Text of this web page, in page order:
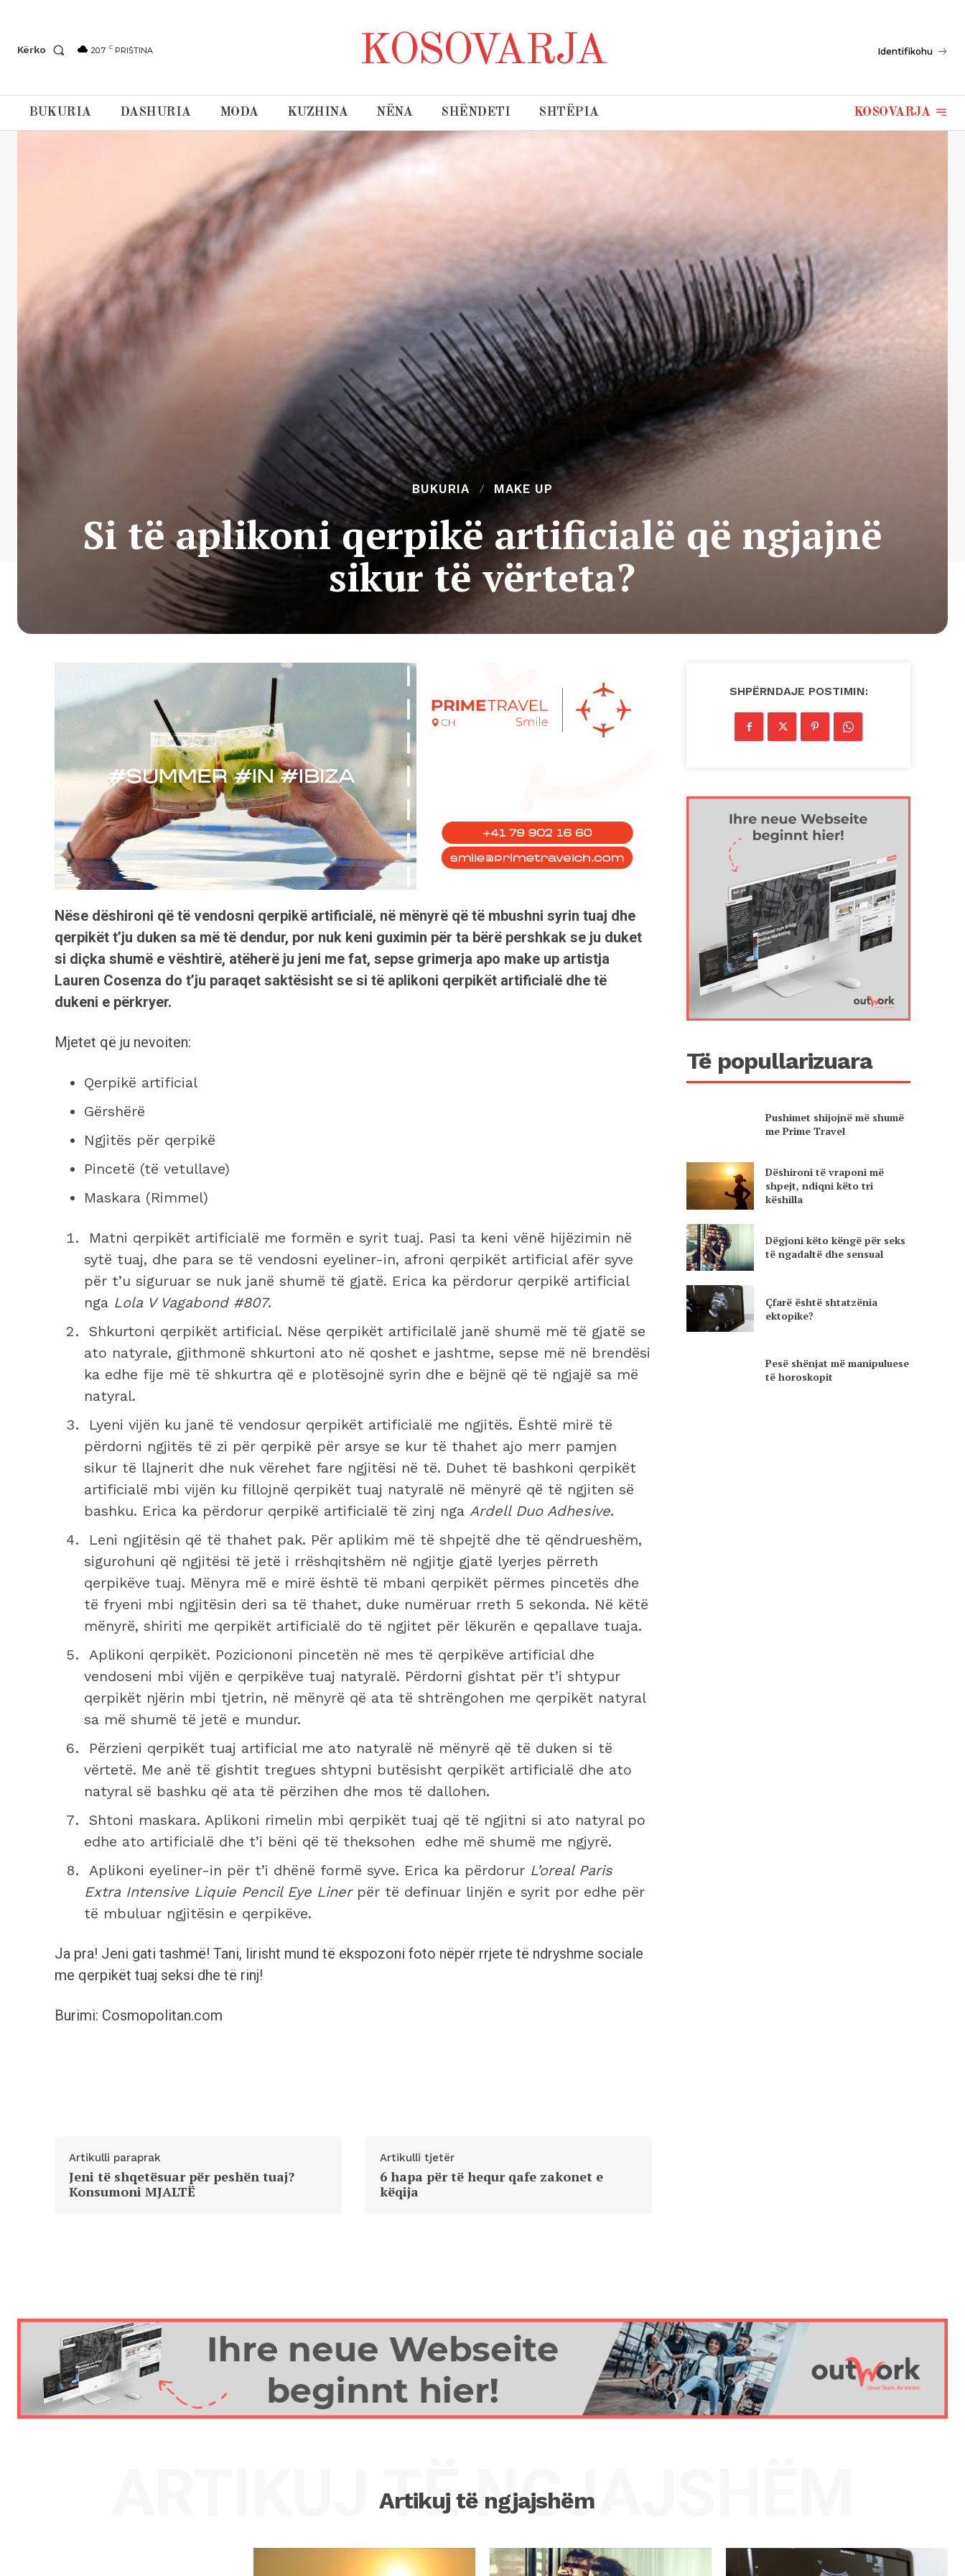
Kërko 20.7 C PRIŠTINA KOSOVARJA Identifikohu
BUKURIA DASHURIA MODA KUZHINA NËNA SHËNDETI SHTËPIA KOSOVARJA
BUKURIA MAKE UP
Si të aplikoni qerpikë artificialë që ngjajnë
sikur të vërteta?
Nëse dëshironi që të vendosni qerpikë artificialë, në mënyrë që të mbushni syrin tuaj dhe
qerpikët t’ju duken sa më të dendur, por nuk keni guximin për ta bërë pershkak se ju duket
si diçka shumë e vështirë, atëherë ju jeni me fat, sepse grimerja apo make up artistja
Lauren Cosenza do t’ju paraqet saktësisht se si të aplikoni qerpikët artificialë dhe të
dukeni e përkryer.
Mjetet që ju nevoiten:
Qerpikë artificial
Gërshërë
Ngjitës për qerpikë
Pincetë (të vetullave)
Maskara (Rimmel)
Matni qerpikët artificialë me formën e syrit tuaj. Pasi ta keni vënë hijëzimin në
sytë tuaj, dhe para se të vendosni eyeliner-in, afroni qerpikët artificial afër syve
për t’u siguruar se nuk janë shumë të gjatë. Erica ka përdorur qerpikë artificial
nga Lola V Vagabond #807.
Shkurtoni qerpikët artificial. Nëse qerpikët artificilalë janë shumë më të gjatë se
ato natyrale, gjithmonë shkurtoni ato në qoshet e jashtme, sepse më në brendësi
ka edhe fije më të shkurtra që e plotësojnë syrin dhe e bëjnë që të ngjajë sa më
natyral.
Lyeni vijën ku janë të vendosur qerpikët artificialë me ngjitës. Është mirë të
përdorni ngjitës të zi për qerpikë për arsye se kur të thahet ajo merr pamjen
sikur të llajnerit dhe nuk vërehet fare ngjitësi në të. Duhet të bashkoni qerpikët
artificialë mbi vijën ku fillojnë qerpikët tuaj natyralë në mënyrë që të ngjiten së
bashku. Erica ka përdorur qerpikë artificialë të zinj nga Ardell Duo Adhesive.
Leni ngjitësin që të thahet pak. Për aplikim më të shpejtë dhe të qëndrueshëm,
sigurohuni që ngjitësi të jetë i rrëshqitshëm në ngjitje gjatë lyerjes përreth
qerpikëve tuaj. Mënyra më e mirë është të mbani qerpikët përmes pincetës dhe
të fryeni mbi ngjitësin deri sa të thahet, duke numëruar rreth 5 sekonda. Në këtë
mënyrë, shiriti me qerpikët artificialë do të ngjitet për lëkurën e qepallave tuaja.
Aplikoni qerpikët. Poziciononi pincetën në mes të qerpikëve artificial dhe
vendoseni mbi vijën e qerpikëve tuaj natyralë. Përdorni gishtat për t’i shtypur
qerpikët njërin mbi tjetrin, në mënyrë që ata të shtrëngohen me qerpikët natyral
sa më shumë të jetë e mundur.
Përzieni qerpikët tuaj artificial me ato natyralë në mënyrë që të duken si të
vërtetë. Me anë të gishtit tregues shtypni butësisht qerpikët artificialë dhe ato
natyral së bashku që ata të përzihen dhe mos të dallohen.
Shtoni maskara. Aplikoni rimelin mbi qerpikët tuaj që të ngjitni si ato natyral po
edhe ato artificialë dhe t’i bëni që të theksohen edhe më shumë me ngjyrë.
Aplikoni eyeliner-in për t’i dhënë formë syve. Erica ka përdorur L’oreal Paris
Extra Intensive Liquie Pencil Eye Liner për të definuar linjën e syrit por edhe për
të mbuluar ngjitësin e qerpikëve.
Ja pra! Jeni gati tashmë! Tani, lirisht mund të ekspozoni foto nëpër rrjete të ndryshme sociale
me qerpikët tuaj seksi dhe të rinj!
Burimi: Cosmopolitan.com
Artikulli paraprak
Jeni të shqetësuar për peshën tuaj?
Konsumoni MJALTË
Artikulli tjetër
6 hapa për të hequr qafe zakonet e
këqija
SHPËRNDAJE POSTIMIN:
Të popullarizuara
Pushimet shijojnë më shumë
me Prime Travel
Dëshironi të vraponi më
shpejt, ndiqni këto tri
këshilla
Dëgjoni këto këngë për seks
të ngadaltë dhe sensual
Çfarë është shtatzënia
ektopike?
Pesë shënjat më manipuluese
të horoskopit
Artikuj të ngjajshëm
ARTIKUJ TË NGJAJSHËM